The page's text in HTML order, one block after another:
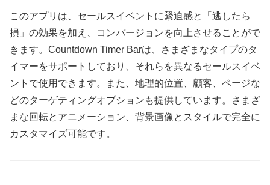
このアプリは、セールスイベントに緊迫感と「逃したら
損」の効果を加え、コンバージョンを向上させることがで
きます。Countdown Timer Barは、さまざまなタイプのタ
イマーをサポートしており、それらを異なるセールスイベ
ントで使用できます。また、地理的位置、顧客、ページな
どのターゲティングオプションも提供しています。さまざ
まな回転とアニメーション、背景画像とスタイルで完全に
カスタマイズ可能です。